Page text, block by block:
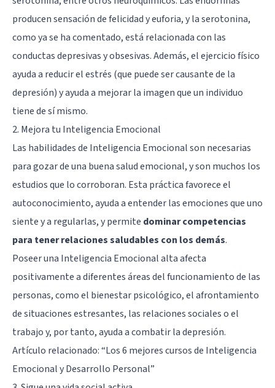
producen sensación de felicidad y euforia, y la serotonina,
como ya se ha comentado, está relacionada con las
conductas depresivas y obsesivas. Además, el ejercicio físico
ayuda a reducir el estrés (que puede ser causante de la
depresión) y ayuda a mejorar la imagen que un individuo
tiene de sí mismo.
2. Mejora tu Inteligencia Emocional
Las habilidades de Inteligencia Emocional son necesarias
para gozar de una buena salud emocional, y son muchos los
estudios que lo corroboran. Esta práctica favorece el
autoconocimiento, ayuda a entender las emociones que uno
siente y a regularlas, y permite dominar competencias
para tener relaciones saludables con los demás.
Poseer una Inteligencia Emocional alta afecta
positivamente a diferentes áreas del funcionamiento de las
personas, como el bienestar psicológico, el afrontamiento
de situaciones estresantes, las relaciones sociales o el
trabajo y, por tanto, ayuda a combatir la depresión.
Artículo relacionado: “Los 6 mejores cursos de Inteligencia
Emocional y Desarrollo Personal”